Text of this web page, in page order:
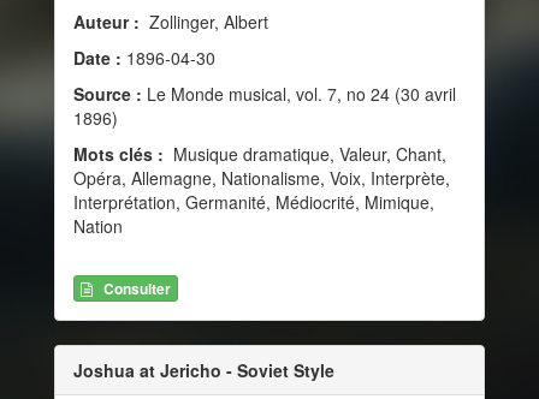
Auteur : Zollinger, Albert
Date : 1896-04-30
Source : Le Monde musical, vol. 7, no 24 (30 avril
1896)
Mots clés : Musique dramatique, Valeur, Chant,
Opéra, Allemagne, Nationalisme, Voix, Interprète,
Interprétation, Germanité, Médiocrité, Mimique,
Nation
Consulter
Joshua at Jericho - Soviet Style